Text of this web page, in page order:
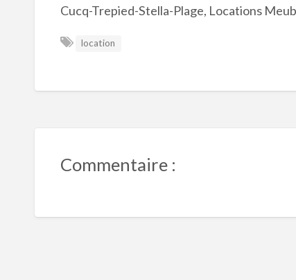
Cucq-Trepied-Stella-Plage, Locations
location
Commentaire :